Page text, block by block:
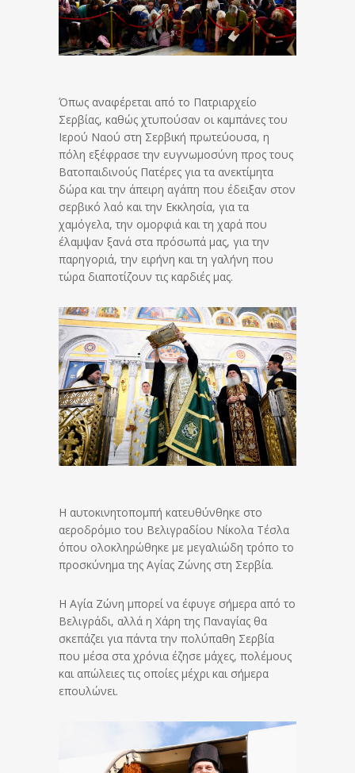
Όπως αναφέρεται από το Πατριαρχείο
Σερβίας, καθώς χτυπούσαν οι καμπάνες του
Ιερού Ναού στη Σερβική πρωτεύουσα, η
πόλη εξέφρασε την ευγνωμοσύνη προς τους
Βατοπαιδινούς Πατέρες για τα ανεκτίμητα
δώρα και την άπειρη αγάπη που έδειξαν στον
σερβικό λαό και την Εκκλησία, για τα
χαμόγελα, την ομορφιά και τη χαρά που
έλαμψαν ξανά στα πρόσωπά μας, για την
παρηγοριά, την ειρήνη και τη γαλήνη που
τώρα διαποτίζουν τις καρδιές μας.
Η αυτοκινητοπομπή κατευθύνθηκε στο
αεροδρόμιο του Βελιγραδίου Νίκολα Τέσλα
όπου ολοκληρώθηκε με μεγαλιώδη τρόπο το
προσκύνημα της Αγίας Ζώνης στη Σερβία.
Η Αγία Ζώνη μπορεί να έφυγε σήμερα από το
Βελιγράδι, αλλά η Χάρη της Παναγίας θα
σκεπάζει για πάντα την πολύπαθη Σερβία
που μέσα στα χρόνια έζησε μάχες, πολέμους
και απώλειες τις οποίες μέχρι και σήμερα
επουλώνει.